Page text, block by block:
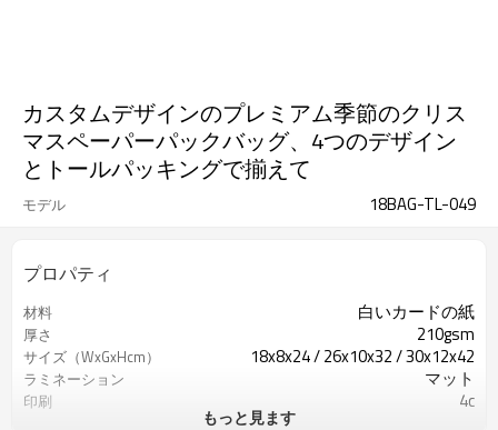
カスタムデザインのプレミアム季節のクリス
マスペーパーパックバッグ、4つのデザイン
とトールパッキングで揃えて
モデル 18BAG-TL-049
プロパティ
材料 白いカードの紙
厚さ 210gsm
サイズ（WxGxHcm） 18x8x24 / 26x10x32 / 30x12x42
ラミネーション マット
印刷 4c
もっと見ます